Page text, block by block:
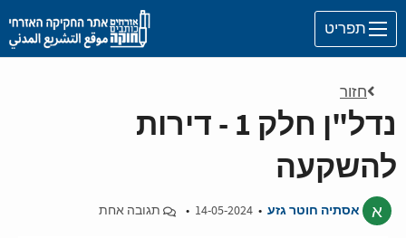
Skip to main content
חזור
נדל"ן חלק 1 - דירות
להשקעה
א אסתיה חוטר גזע •
• תגובה אחת